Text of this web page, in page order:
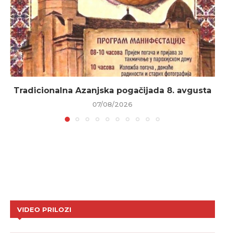
Tradicionalna Azanjska pogačijada 8. avgusta
07/08/2026
VIDEO PRILOZI